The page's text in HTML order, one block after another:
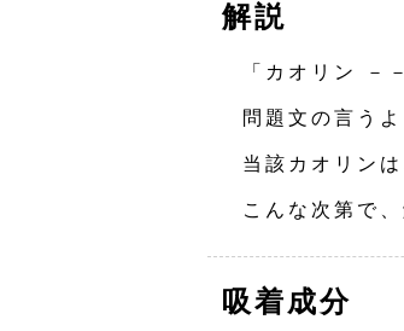
解説
「カオリン －
問題文の言うよ
当該カオリンは
こんな次第で、
吸着成分